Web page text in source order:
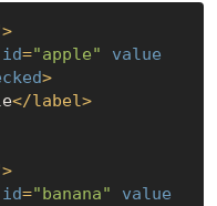
>
id="apple"
value
>
</label>
>
id="banana"
value